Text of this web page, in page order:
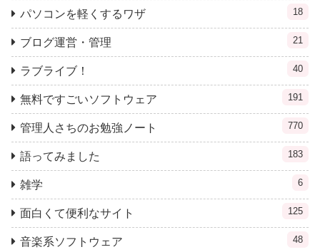
パソコンを軽くするワザ 18
ブログ運営・管理 21
ラブライブ！ 40
無料ですごいソフトウェア 191
管理人さちのお勉強ノート 770
語ってみました 183
雑学 6
面白くて便利なサイト 125
音楽系ソフトウェア 48